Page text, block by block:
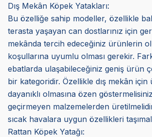
Dış Mekân Köpek Yatakları:
Bu özelliğe sahip modeller, özellikle
terasta yaşayan can dostlarınız için
mekânda tercih edeceğiniz ürünlerin
koşullarına uyumlu olması gerekir.
ebatlarda ulaşabileceğiniz geniş ürün
bir kategoridir. Özellikle dış mekân
dayanıklı olmasına özen
geçirmeyen malzemelerden
sıcak havalara uygun özellikleri
Rattan Köpek Yatağı: